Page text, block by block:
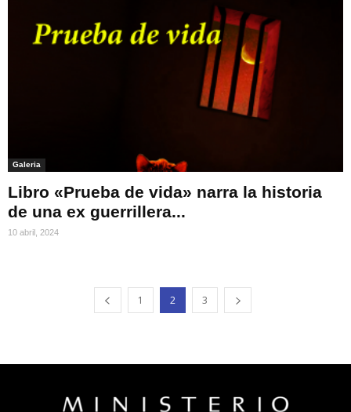
Galeria
Libro «Prueba de vida» narra la historia
de una ex guerrillera...
10 abril, 2024
1 2 3